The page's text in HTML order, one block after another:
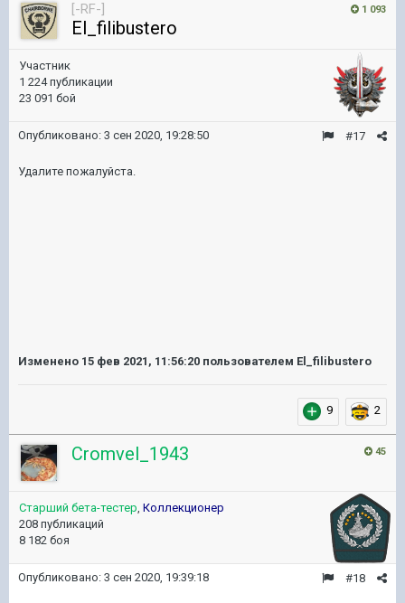
1 093
[-RF-]
El_filibustero
Участник
1 224 публикации
23 091 бой
#17
Опубликовано: 3 сен 2020, 19:28:50
Удалите пожалуйста.
Изменено 15 фев 2021, 11:56:20 пользователем El_filibustero
9 2
45
Cromvel_1943
Старший бета-тестер, Коллекционер
208 публикаций
8 182 боя
#18
Опубликовано: 3 сен 2020, 19:39:18